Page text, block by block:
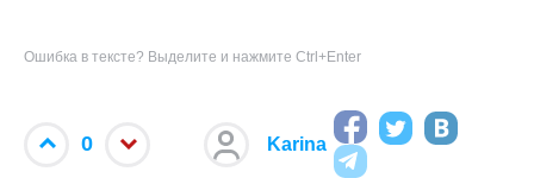
Ошибка в тексте? Выделите и нажмите Ctrl+Enter
0 Karina